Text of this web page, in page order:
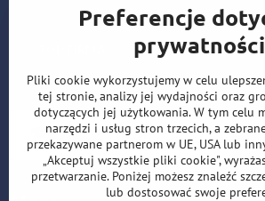
Preferencje
prywatności
Pliki cookie wykorzystujemy w celu
tej stronie, analizy jej wydajności oraz
dotyczących jej użytkowania. W tym celu
narzędzi i usług stron trzecich, a
przekazywane partnerom w UE, USA lub
„Akceptuj wszystkie pliki cookie",
przetwarzanie. Poniżej możesz znaleźć
lub dostosować swoje